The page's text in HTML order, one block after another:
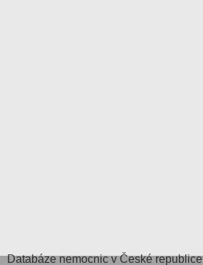
Databázenemocnic v České republice